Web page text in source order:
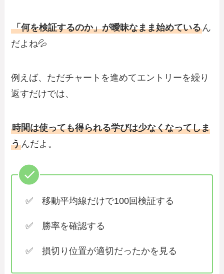
「何を検証するのか」が曖昧なまま始めているん
だよね💦
例えば、ただチャートを進めてエントリーを繰り
返すだけでは、
時間は使っても得られる学びは少なくなってしま
うんだよ。
✅ 移動平均線だけで100回検証する
✅ 勝率を確認する
✅ 損切り位置が適切だったかを見る